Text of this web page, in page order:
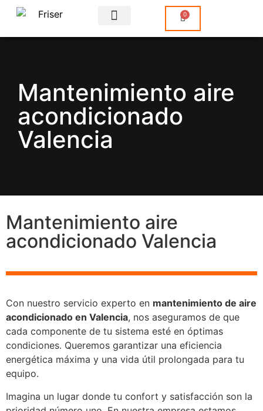
0
Mantenimiento aire
acondicionado
Valencia
Mantenimiento aire
acondicionado Valencia
Con nuestro servicio experto en mantenimiento de aire
acondicionado en Valencia, nos aseguramos de que
cada componente de tu sistema esté en óptimas
condiciones. Queremos garantizar una eficiencia
energética máxima y una vida útil prolongada para tu
equipo.
Imagina un lugar donde tu confort y satisfacción son la